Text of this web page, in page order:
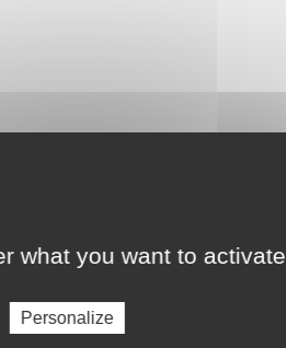
what you want to activate
Personalize